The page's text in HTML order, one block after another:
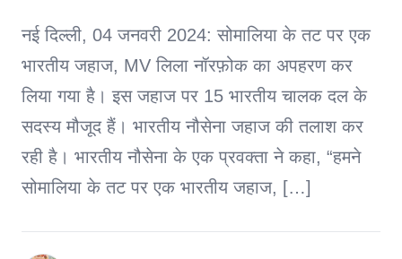
नई दिल्ली, 04 जनवरी 2024: सोमालिया के तट पर एक
भारतीय जहाज, MV लिला नॉरफ़ोक का अपहरण कर
लिया गया है। इस जहाज पर 15 भारतीय चालक दल के
सदस्य मौजूद हैं। भारतीय नौसेना जहाज की तलाश कर
रही है। भारतीय नौसेना के एक प्रवक्ता ने कहा, “हमने
सोमालिया के तट पर एक भारतीय जहाज, […]